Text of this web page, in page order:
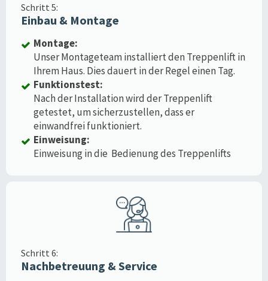
Schritt 5:
Einbau & Montage
Montage:
Unser Montageteam installiert den Treppenlift in
Ihrem Haus. Dies dauert in der Regel einen Tag.
Funktionstest:
Nach der Installation wird der Treppenlift
getestet, um sicherzustellen, dass er
einwandfrei funktioniert.
Einweisung:
Einweisung in die Bedienung des Treppenlifts
Schritt 6:
Nachbetreuung & Service